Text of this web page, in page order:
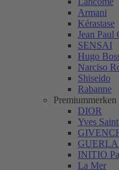
Armani
Kérastase
Jean Paul
SENSAI
Hugo
Narciso
Shiseido
Rabanne
Premiummerken
DIOR
Yves
INITIO
La Mer